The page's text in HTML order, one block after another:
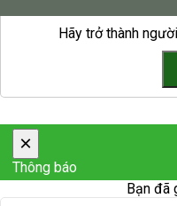
Hãy trở thành
×
Thông báo
Bạn đã